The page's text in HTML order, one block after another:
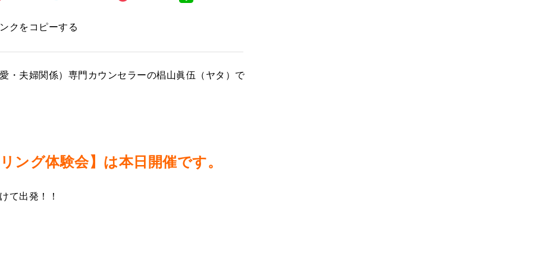
クをコピーする
・夫婦関係）専門カウンセラーの椙山眞伍（ヤタ）で
グ体験会】は本日開催です。
て出発！！